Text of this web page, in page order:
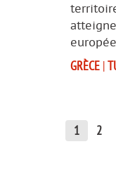
GRÈCE |
1
2